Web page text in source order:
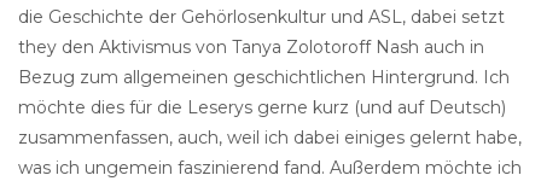
die Geschichte der Gehörlosenkultur und ASL, dabei setzt
they den Aktivismus von Tanya Zolotoroff Nash auch in
Bezug zum allgemeinen geschichtlichen Hintergrund. Ich
möchte dies für die Leserys gerne kurz (und auf Deutsch)
zusammenfassen, auch, weil ich dabei einiges gelernt habe,
was ich ungemein faszinierend fand. Außerdem möchte ich